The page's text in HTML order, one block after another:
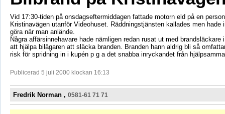
Vid 17:30-tiden på onsdagseftermiddagen fattade motorn eld på en
Kristinavägen utanför Videohuset. Räddningstjänsten kallades men hade
göra när man anlände.
Några affärsinnehavare hade nämligen redan rusat ut med brandsläckare
att hjälpa bilägaren att släcka branden. Branden hann aldrig bli så
risk för spridning in i kupén p g a det snabba inryckandet från
Publicerad 5 juli 2000 klockan 16:13
Fredrik Norman , 0581-61 71 71